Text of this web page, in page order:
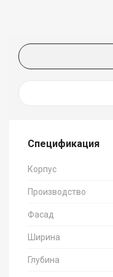
Спецификация
Корпус
Производство
Фасад
Ширина
Глубина